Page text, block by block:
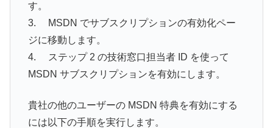
す。
3. MSDN でサブスクリプションの有効化ペー
ジに移動します。
4. ステップ 2 の技術窓口担当者 ID を使って
MSDN サブスクリプションを有効にします。
貴社の他のユーザーの MSDN 特典を有効にする
には以下の手順を実行します。